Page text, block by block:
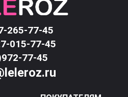
265-77-45
015-77-45
77-45